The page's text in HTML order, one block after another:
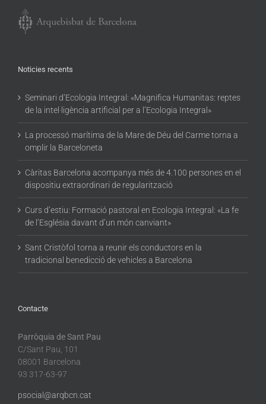
Noticies recents
Seminari d’Ecologia Integral: «Magnifica Humanitas: reptes
de la intel·ligència artificial per a l’Ecologia Integral»
La processó marítima de la Mare de Déu del Carme torna a
omplir la Barceloneta
Càritas Barcelona acompanya més de 4.100 persones en el
dispositiu extraordinari de regularització
Curs d’estiu: Formació pastoral en Ecologia Integral: «La fe
de l’Església davant d’un món canviant»
Sant Cristòfol torna a reunir els conductors en la
tradicional benedicció de vehicles a Barcelona
Contacte
Parròquia de Sant Pau
C/Sant Pau, 101
08001 Barcelona
93 317-63-97
psocial@arqbcn.cat